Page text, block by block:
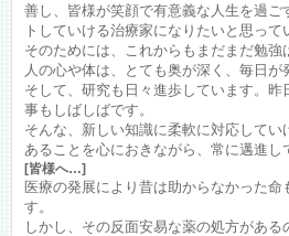
善し、皆様が笑顔で有意義な人生を過ご
トしていける治療家になりたいと思って
そのためには、これからもまだまだ勉強
人の心や体は、とても奥が深く、毎日が
そして、研究も日々進歩しています。
事もしばしばです。
そんな、新しい知識に柔軟に対応して
あることを心におきながら、常に邁進し
[皆様へ…]
医療の発展により昔は助からなかった命
す。
しかし、その反面安易な薬の処方がある